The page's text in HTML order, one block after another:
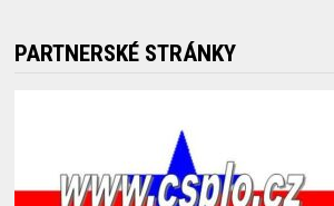
PARTNERSKÉ STRÁNKY